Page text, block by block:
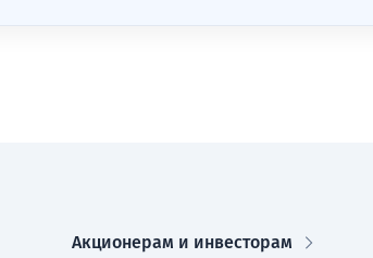
Акционерам и инвесторам